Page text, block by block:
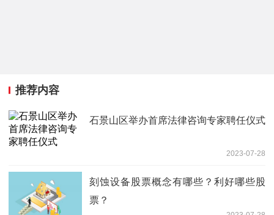
推荐内容
石景山区举办首席法律咨询专家聘任仪式
2023-07-28
刻蚀设备股票概念有哪些？利好哪些股
票？